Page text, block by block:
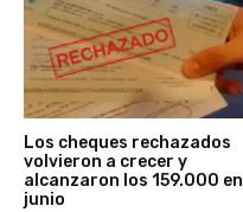
Los cheques rechazados
volvieron a crecer y
alcanzaron los 159.000 en
junio